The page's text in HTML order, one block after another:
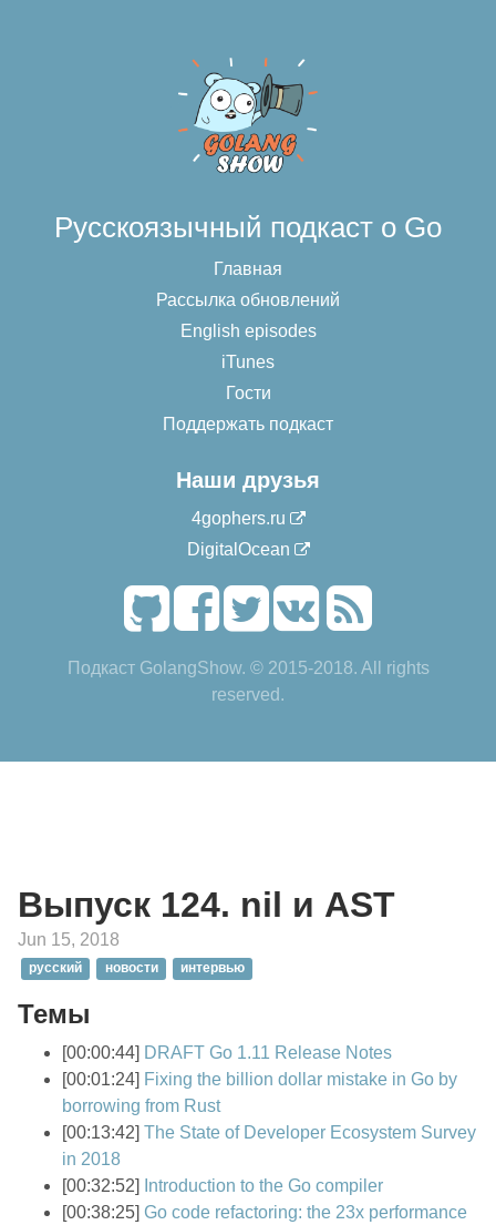
Русскоязычный подкаст о Go
Главная
Рассылка обновлений
English episodes
iTunes
Гости
Поддержать подкаст
Наши друзья
4gophers.ru
DigitalOcean
Подкаст GolangShow. © 2015-2018. All rights
reserved.
Выпуск 124. nil и AST
Jun 15, 2018
русский новости интервью
Темы
[00:00:44] DRAFT Go 1.11 Release Notes
[00:01:24] Fixing the billion dollar mistake in Go by
borrowing from Rust
[00:13:42] The State of Developer Ecosystem Survey
in 2018
[00:32:52]
Introduction to the Go compiler
[00:38:25] Go code refactoring: the 23x performance